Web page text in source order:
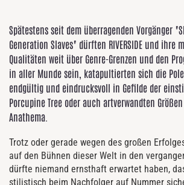
Spätestens seit dem überragenden Vorgänger
Generation Slaves" dürften RIVERSIDE und ihre
Qualitäten weit über Genre-Grenzen und den
in aller Munde sein, katapultierten sich die
endgültig und eindrucksvoll in Gefilde der
Porcupine Tree oder auch artverwandten
Anathema.
Trotz oder gerade wegen des großen
auf den Bühnen dieser Welt in den
dürfte niemand ernsthaft erwartet haben,
stilistisch beim Nachfolger auf Nummer